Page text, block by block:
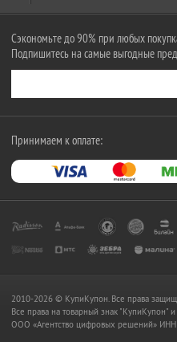
Сэкономьте до 90% при любых
Подпишитесь на самые выгодные
Принимаем к оплате:
2010-2026 © КупиКупон. Все права
Все права на товарный знак "КупиКупон"
OOO «Агентство цифровых решений»